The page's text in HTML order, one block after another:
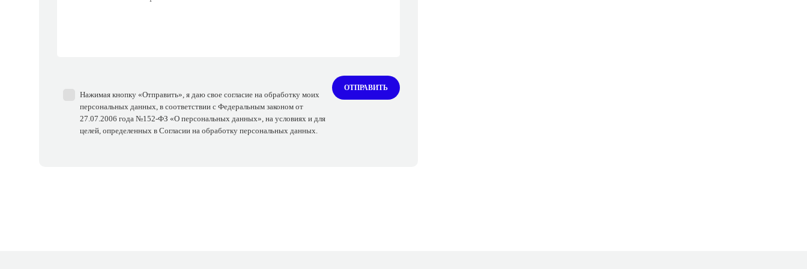
Нажимая кнопку «Отправить», я даю свое согласие на обработку моих
персональных данных, в соответствии с Федеральным законом от
27.07.2006 года №152-ФЗ «О персональных данных», на условиях и для
целей, определенных в Согласии на обработку персональных данных.
ОТПРАВИТЬ